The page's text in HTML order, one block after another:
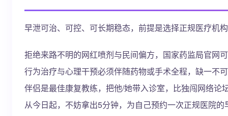
早泄可治、可控、可长期稳态，前提是选择正规医疗机
拒绝来路不明的网红喷剂与民间偏方，国家药监局官网
行为治疗与心理干预必须伴随药物或手术全程，缺一不
伴侣是最佳康复教练，把他/她带入诊室，比独闯网络论
从今日起，不妨拿出5分钟，为自己预约一次正规医院